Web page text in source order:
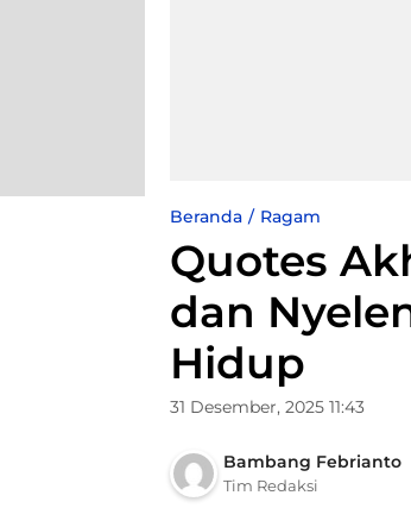
Beranda Ragam
Quotes
dan
Hidup
31 Desember, 2025 11:43
Bambang Febrianto
Tim Redaksi